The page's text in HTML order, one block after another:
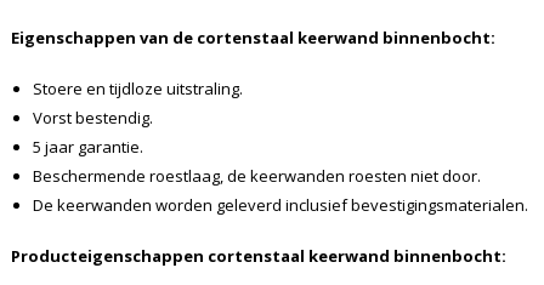
Eigenschappen van de cortenstaal keerwand binnenbocht:
Stoere en tijdloze uitstraling.
Vorst bestendig.
5 jaar garantie.
Beschermende roestlaag, de keerwanden roesten niet door.
De keerwanden worden geleverd inclusief bevestigingsmaterialen.
Producteigenschappen cortenstaal keerwand binnenbocht: